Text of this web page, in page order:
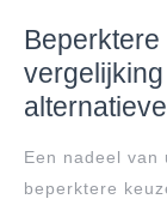
Een nadeel van
beperktere